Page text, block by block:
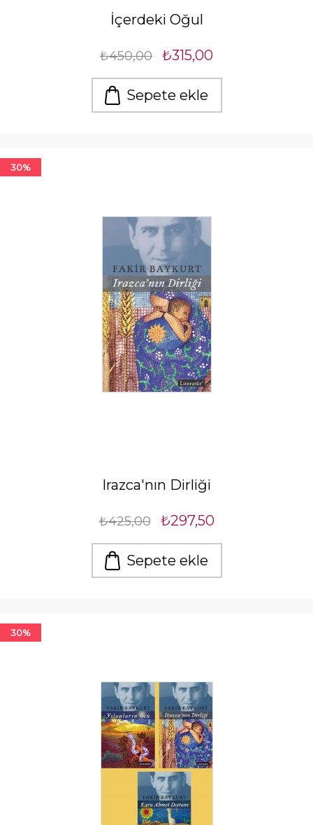
İçerdeki Oğul
₺450,00 ₺315,00
Sepete ekle
30%
Irazca'nın Dirliği
₺425,00 ₺297,50
Sepete ekle
30%